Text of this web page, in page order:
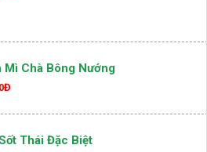
Mì Chà Bông Nướng
Thái Đặc Biệt